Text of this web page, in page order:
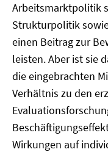
Arbeitsmarktpolitik
Strukturpolitik
einen Beitrag zur
leisten. Aber ist sie
die eingebrachten
Verhältnis zu den
Wirkungen auf